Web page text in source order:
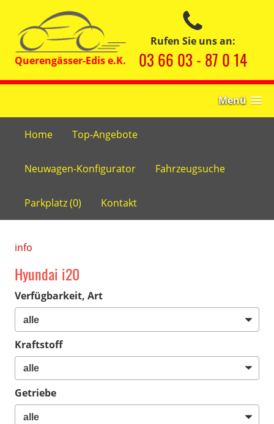
Rufen Sie uns an:
03 66 03 - 87 0 14
Menü
Home Top-Angebote
Neuwagen-Konfigurator Fahrzeugsuche
Parkplatz (0) Kontakt
info
Hyundai i20
Verfügbarkeit, Art
Kraftstoff
Getriebe